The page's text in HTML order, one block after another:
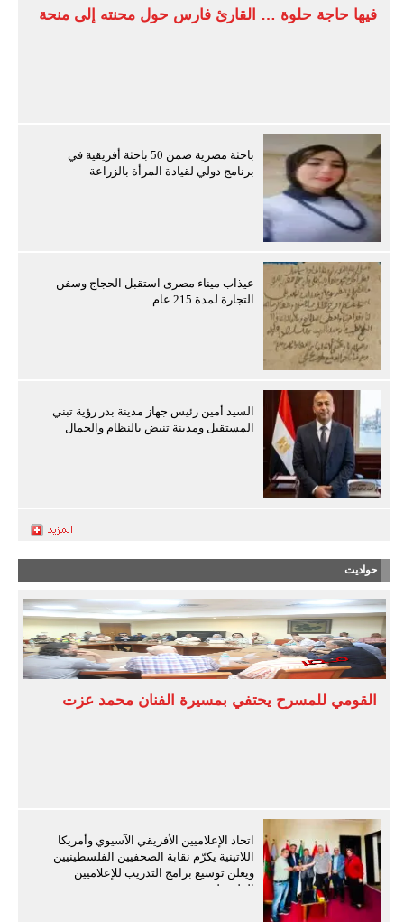
فيها حاجة حلوة … القارئ فارس حول محنته إلى منحة
باحثة مصرية ضمن 50 باحثة أفريقية في
برنامج دولي لقيادة المرأة بالزراعة
عيذاب ميناء مصرى استقبل الحجاج وسفن
التجارة لمدة 215 عام
السيد أمين رئيس جهاز مدينة بدر رؤية تبني
المستقبل ومدينة تنبض بالنظام والجمال
حواديت
القومي للمسرح يحتفي بمسيرة الفنان محمد عزت
اتحاد الإعلاميين الأفريقي الآسيوي وأمريكا
اللاتينية يكرّم نقابة الصحفيين الفلسطينيين
ويعلن توسيع برامج التدريب للإعلاميين
الفلسطينيين